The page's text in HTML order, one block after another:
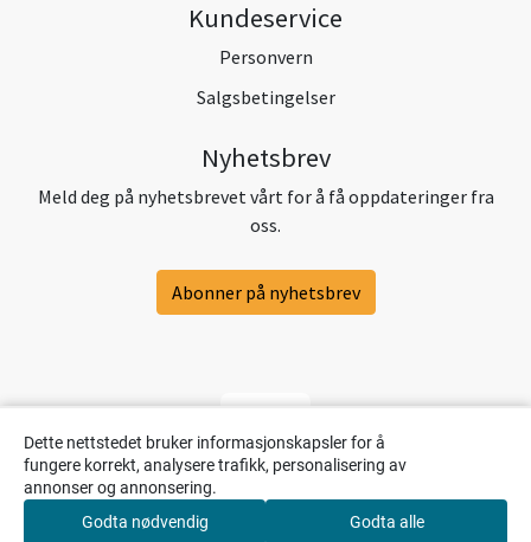
Kundeservice
Personvern
Salgsbetingelser
Nyhetsbrev
Meld deg på nyhetsbrevet vårt for å få oppdateringer fra
oss.
Abonner på nyhetsbrev
Dette nettstedet bruker informasjonskapsler for å
fungere korrekt, analysere trafikk, personalisering av
annonser og annonsering.
Godta nødvendig
Godta alle